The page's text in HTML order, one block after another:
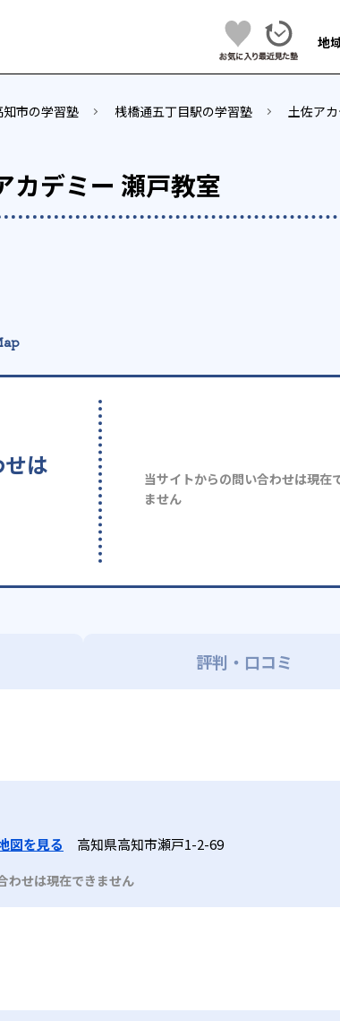
地
知市の学習塾 桟橋通五丁目駅の学習塾 土佐ア
カデミー 瀬戸教室
は
当サイトからの問い合わせは現在
ません
評判・口コミ
図を見る 高知県高知市瀬戸1-2-69
わせは現在できません